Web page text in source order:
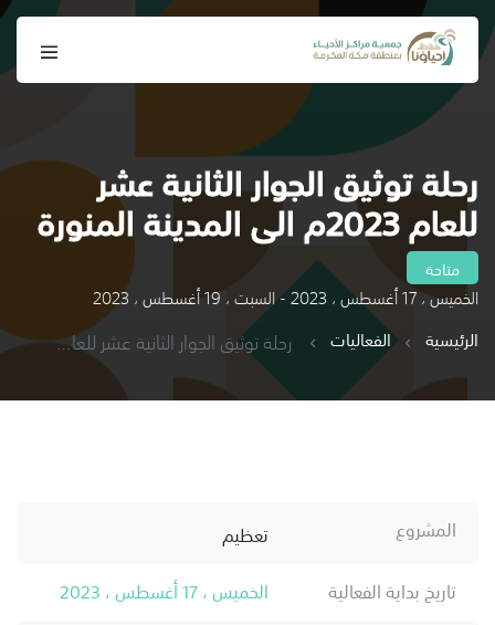
رحلة توثيق الجوار الثانية عشر
للعام 2023م الى المدينة المنورة
متاحة
الخميس ، 17 أغسطس ، 2023 - السبت ، 19 أغسطس ، 2023
الرئيسية
الفعاليات رحلة توثيق الجوار الثانية عشر للعام 2023م الى المدينة المنورة
المشروع
تعظيم
تاريخ بداية الفعالية
الخميس ، 17 أغسطس ، 2023